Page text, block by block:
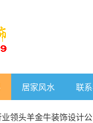
居家风水 联
领头羊金牛装饰设计